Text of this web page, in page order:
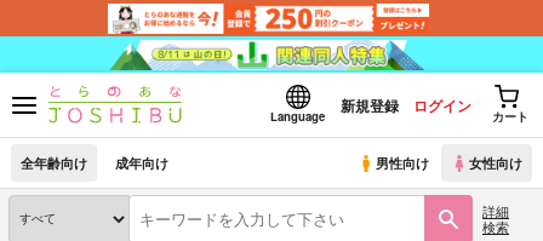
Language
新規登録 ログイン
カート
全年齢向け 成年向け 男性向け 女性向け
詳細
検索